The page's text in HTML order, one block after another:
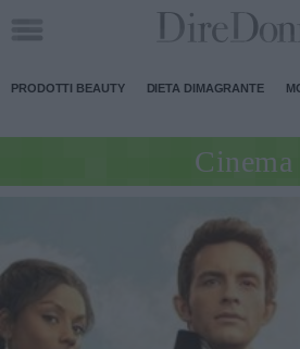
PRODOTTI BEAUTY DIETA DIMAGRANTE
Cinema